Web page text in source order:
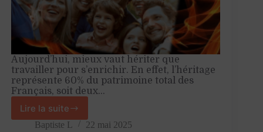
Aujourd’hui, mieux vaut hériter que
travailler pour s’enrichir. En effet, l’héritage
représente 60% du patrimoine total des
Français, soit deux…
Lire la suite
Il
faut
Baptiste L 22 mai 2025